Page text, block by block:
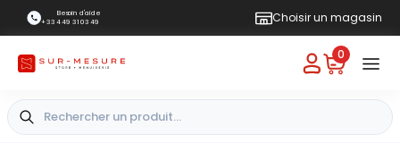
Besoin d'aide
+33 4 49 31 03 49
Choisir un magasin
0